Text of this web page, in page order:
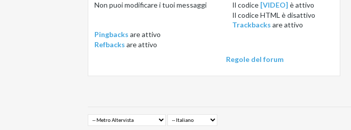
Non puoimodificare i tuoi messaggi
Il codice [VIDEO] èattivo
Il codice HTML èdisattivo
Trackbacks areattivo
Pingbacks areattivo
Refbacks areattivo
Regole del forum